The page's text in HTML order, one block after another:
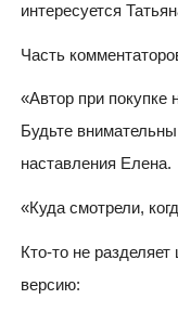
интересуется
Часть
«Автор при покупке
Будьте
наставления Елена.
«Куда смотрели,
Кто-то не
версию: